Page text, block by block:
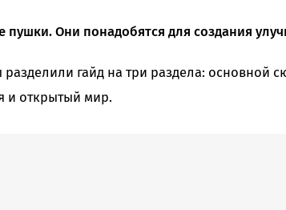
пушки. Они понадобятся для создания
гайд на три раздела: основной
и открытый мир.